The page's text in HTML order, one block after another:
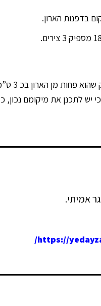
בדפנות הארון.
לתכנן את מיקומם
אמיתי.
https://